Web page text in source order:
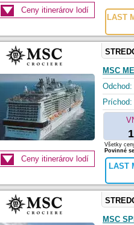
LAST
Ceny itinerárov lodí
MSC
Odchod:
Príchod:
LAST
Ceny itinerárov lodí
Všetky
Povinné
MSC